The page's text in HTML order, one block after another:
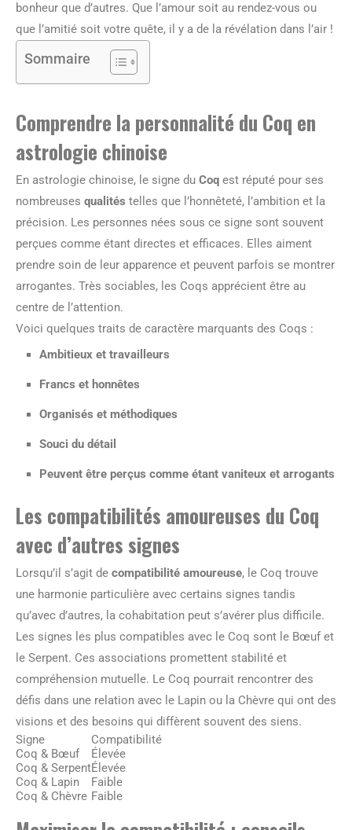
bonheur que d’autres. Que l’amour soit au rendez-vous ou
que l’amitié soit votre quête, il y a de la révélation dans l’air !
Sommaire
Comprendre la personnalité du Coq en
astrologie chinoise
En astrologie chinoise, le signe du Coq est réputé pour ses
nombreuses qualités telles que l’honnêteté, l’ambition et la
précision. Les personnes nées sous ce signe sont souvent
perçues comme étant directes et efficaces. Elles aiment
prendre soin de leur apparence et peuvent parfois se montrer
arrogantes. Très sociables, les Coqs apprécient être au
centre de l’attention.
Voici quelques traits de caractère marquants des Coqs :
Ambitieux et travailleurs
Francs et honnêtes
Organisés et méthodiques
Souci du détail
Peuvent être perçus comme étant vaniteux et arrogants
Les compatibilités amoureuses du Coq
avec d’autres signes
Lorsqu’il s’agit de compatibilité amoureuse, le Coq trouve
une harmonie particulière avec certains signes tandis
qu’avec d’autres, la cohabitation peut s’avérer plus difficile.
Les signes les plus compatibles avec le Coq sont le Bœuf et
le Serpent. Ces associations promettent stabilité et
compréhension mutuelle. Le Coq pourrait rencontrer des
défis dans une relation avec le Lapin ou la Chèvre qui ont des
visions et des besoins qui diffèrent souvent des siens.
Signe
Compatibilité
Coq & Bœuf
Élevée
Coq & SerpentÉlevée
Coq & Lapin
Faible
Coq & Chèvre Faible